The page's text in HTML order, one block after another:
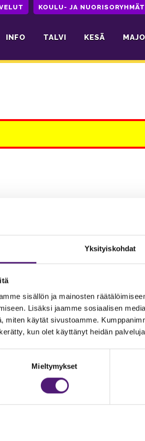
Yksityiskohdat
sisällön ja mainosten
Lisäksi jaamme sosiaalisen
miten käytät sivustoamme.
kun olet käyttänyt heidän
Mieltymykset
KOULU- JA NUORISORYHMÄT
INFO TALVI KESÄ
020 755 9975
majoitus@sappee.fi